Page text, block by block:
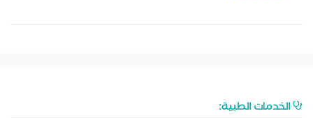
الخدمات الطبية: